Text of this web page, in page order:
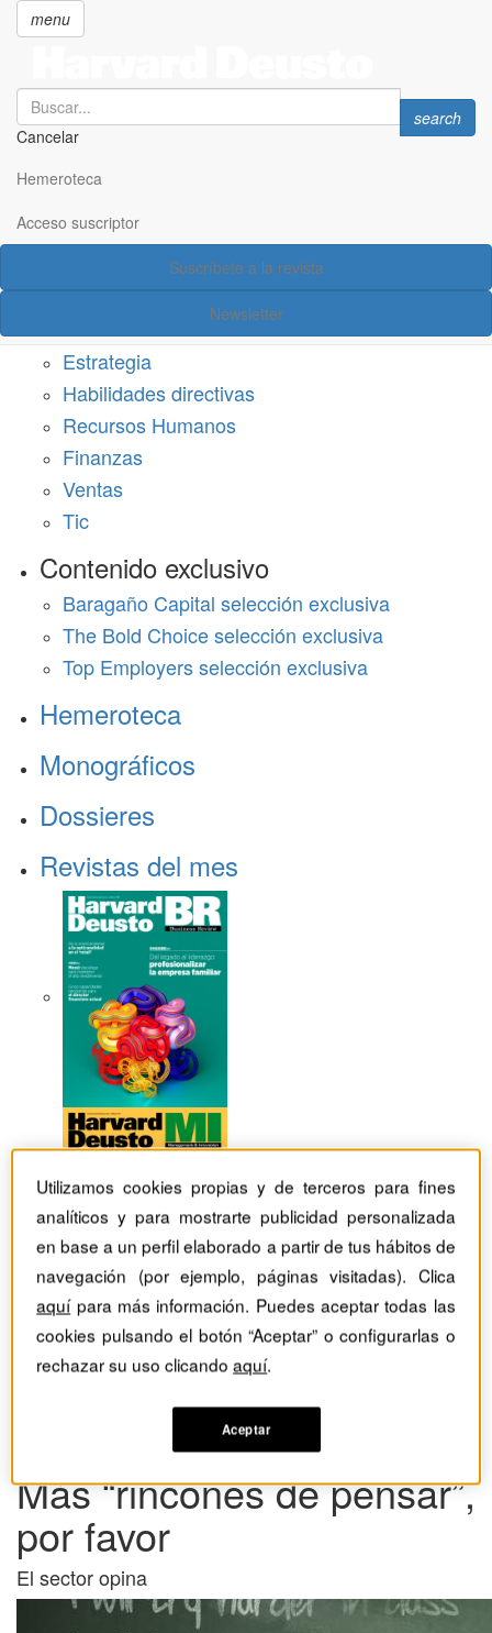
principal
menu
Search
Cancelar
Search
search
Hemeroteca
Acceso suscriptor
Suscríbete a la revista
Newsletter
Acceso suscriptor
Estrategia
Habilidades directivas
Recursos Humanos
Finanzas
Ventas
Tic
Contenido exclusivo
Baragaño Capital selección exclusiva
The Bold Choice selección exclusiva
Top Employers selección exclusiva
Hemeroteca
Monográficos
Dossieres
Revistas del mes
Revistas Harvard Deusto
Estrategia
Más “rincones de pensar”, por favor
Más “rincones de pensar”,
por favor
El sector opina
Utilizamos cookies propias y de terceros para fines
analíticos y para mostrarte publicidad personalizada
en base a un perfil elaborado a partir de tus hábitos de
navegación (por ejemplo, páginas visitadas). Clica
aquípara más información. Puedes aceptar todas las
cookies pulsando el botón “Aceptar” o configurarlas o
rechazar su uso clicandoaquí.
Aceptar